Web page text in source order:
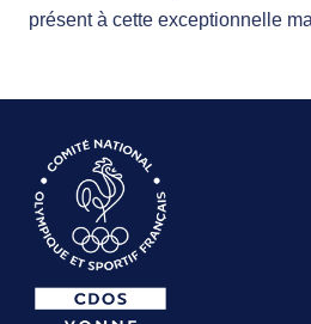
présent à cette exceptionnelle